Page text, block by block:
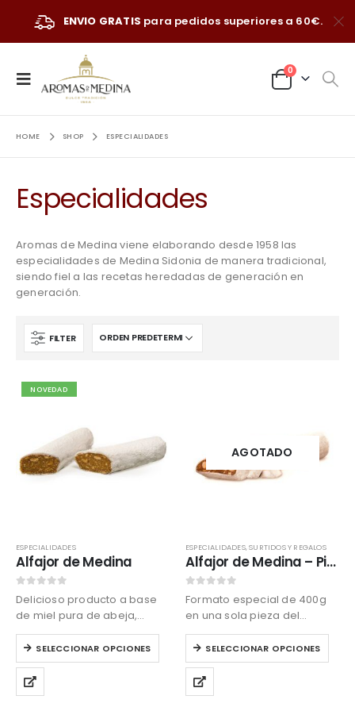
ENVIO GRATIS para pedidos superiores a 60€.
0
HOME SHOP ESPECIALIDADES
Especialidades
Aromas de Medina viene elaborando desde 1958 las
especialidades de Medina Sidonia de manera tradicional,
siendo fiel a las recetas heredadas de generación en
generación.
FILTER
NOVEDAD
ESPECIALIDADES
Alfajor de Medina
Delicioso producto a base
de miel pura de abeja,
almendras, avellanas y
diferentes especias que le
dan un sabor característico.
SELECCIONAR OPCIONES
Este
tiene
múltiples
AGOTADO
ESPECIALIDADES,SURTIDOS Y REGALOS
Alfajor de Medina – Pieza
Formato especial de 400g
en una sola pieza del
auténtico Alfajor de Medina
Sidonia elaborado por
Aromas de Medina.
SELECCIONAR OPCIONES
Este
tiene
múltiples